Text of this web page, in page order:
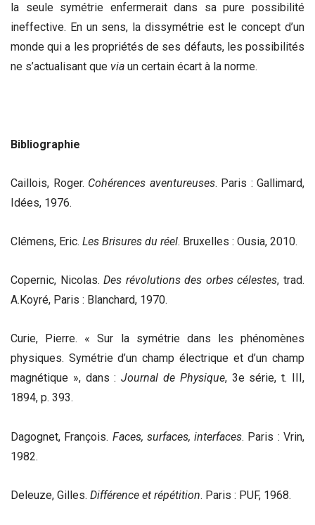
la seule symétrie enfermerait dans sa pure possibilité
ineffective. En un sens, la dissymétrie est le concept d’un
monde qui a les propriétés de ses défauts, les possibilités
ne s’actualisant que via un certain écart à la norme.
Bibliographie
Caillois, Roger. Cohérences aventureuses. Paris : Gallimard,
Idées, 1976.
Clémens, Eric. Les Brisures du réel. Bruxelles : Ousia, 2010.
Copernic, Nicolas.Des révolutions des orbes célestes, trad.
A.Koyré, Paris : Blanchard, 1970.
Curie, Pierre. « Sur la symétrie dans les phénomènes
physiques. Symétrie d’un champ électrique et d’un champ
magnétique », dans :Journal de Physique, 3e série, t. III,
1894, p. 393.
Dagognet, François. Faces, surfaces, interfaces. Paris : Vrin,
1982.
Deleuze, Gilles. Différence et répétition. Paris : PUF, 1968.